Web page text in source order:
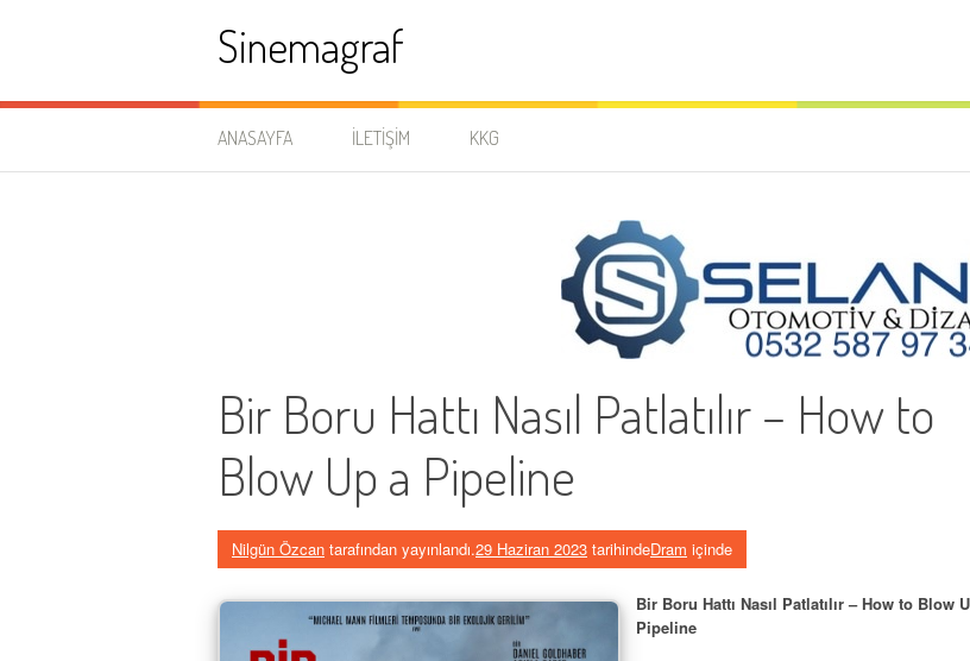
Sinemagraf
ANASAYFA İLETIŞIM KKG
Bir Boru Hattı Nasıl Patlatılır – How to
Blow Up a Pipeline
Nilgün Özcan tarafından yayınlandı.29 Haziran 2023 tarihindeDram içinde
Bir Boru Hattı Nasıl Patlatılır – How to Blow
Pipeline